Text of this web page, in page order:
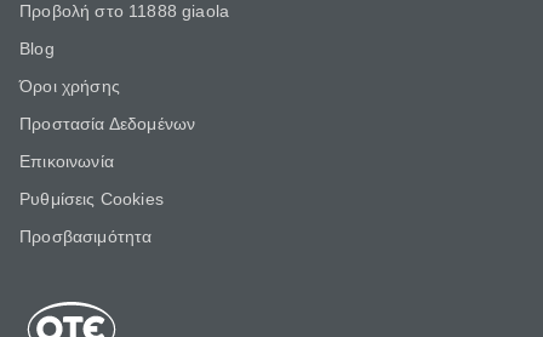
Προβολή στο 11888 giaola
Blog
Όροι χρήσης
Προστασία Δεδομένων
Επικοινωνία
Ρυθμίσεις Cookies
Προσβασιμότητα